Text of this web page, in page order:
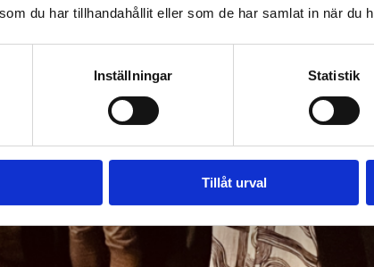
du har tillhandahållit eller som de har samlat in när du
Inställningar Statistik
Tillåt urval